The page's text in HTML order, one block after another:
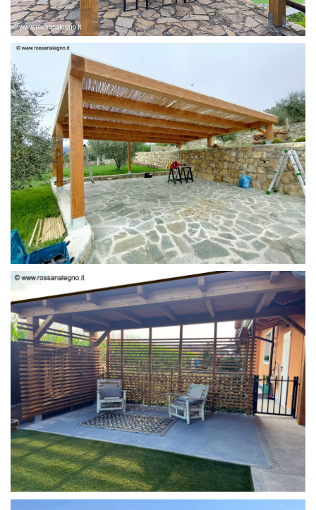
PERGOLA 6 X 3
COPERTURA MOBILE 2 AUTO